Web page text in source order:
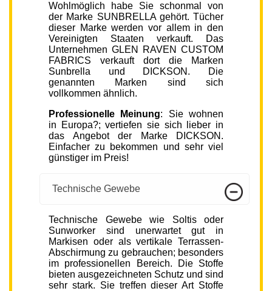
Wohlmöglich habe Sie schonmal von
der Marke SUNBRELLA gehört. Tücher
dieser Marke werden vor allem in den
Vereinigten Staaten verkauft. Das
Unternehmen GLEN RAVEN CUSTOM
FABRICS verkauft dort die Marken
Sunbrella und DICKSON. Die
genannten Marken sind sich
vollkommen ähnlich.
Professionelle Meinung: Sie wohnen
in Europa?; vertiefen sie sich lieber in
das Angebot der Marke DICKSON.
Einfacher zu bekommen und sehr viel
günstiger im Preis!
Technische Gewebe
Technische Gewebe wie Soltis oder
Sunworker sind unerwartet gut in
Markisen oder als vertikale Terrassen-
Abschirmung zu gebrauchen; besonders
im professionellen Bereich. Die Stoffe
bieten ausgezeichneten Schutz und sind
sehr stark. Sie treffen dieser Art Stoffe